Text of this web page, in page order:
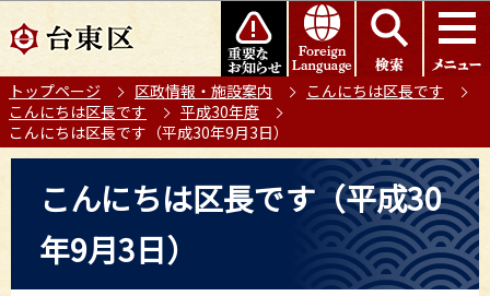
の
ー
ジ
の
このページの本文へ移動
トップページ 区政情報・施設案内
こんにちは区長です
こんにちは区長です
平成30年度
こんにちは区長です（平成30年9月3日）
こんにちは区長です（平成30
年9月3日）